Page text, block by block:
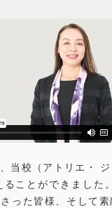
当校（アトリエ・
ることができました
った皆様、そして